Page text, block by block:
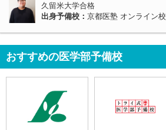
久留米大学合格
出身予備校： 京都医塾 オンライン校
おすすめの医学部予備校